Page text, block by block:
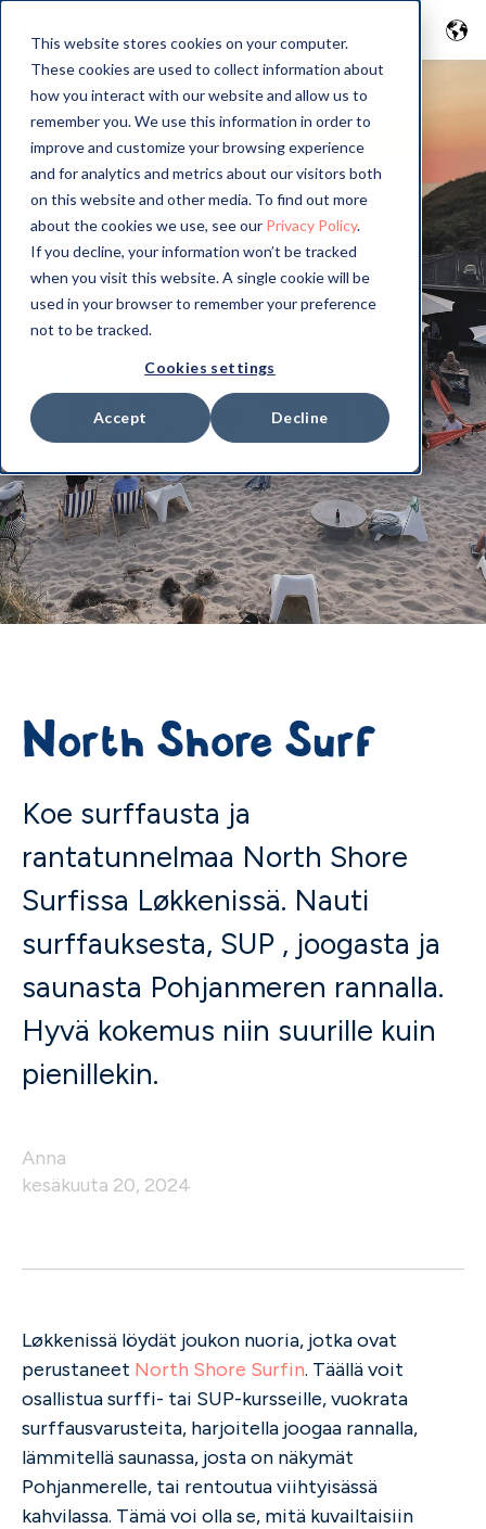
This website stores cookies on your computer.
These cookies are used to collect information about
how you interact with our website and allow us to
remember you. We use this information in order to
improve and customize your browsing experience
and for analytics and metrics about our visitors both
on this website and other media. To find out more
about the cookies we use, see our Privacy Policy.
If you decline, your information won’t be tracked
when you visit this website. A single cookie will be
used in your browser to remember your preference
not to be tracked.
Cookies settings
Accept Decline
North Shore Surf
Koe surffausta ja
rantatunnelmaa North Shore
Surfissa Løkkenissä. Nauti
surffauksesta, SUP , joogasta ja
saunasta Pohjanmeren rannalla.
Hyvä kokemus niin suurille kuin
pienillekin.
Anna
kesäkuuta 20, 2024
Løkkenissä löydät joukon nuoria, jotka ovat
perustaneet North Shore Surfin. Täällä voit
osallistua surffi- tai SUP-kursseille, vuokrata
surffausvarusteita, harjoitella joogaa rannalla,
lämmitellä saunassa, josta on näkymät
Pohjanmerelle, tai rentoutua viihtyisässä
kahvilassa. Tämä voi olla se, mitä kuvailtaisiin